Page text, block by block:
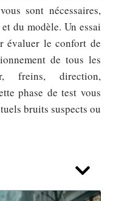
sont nécessaires,
du modèle. Un essai
évaluer le confort de
de tous les
freins, direction,
phase de test vous
bruits suspects ou